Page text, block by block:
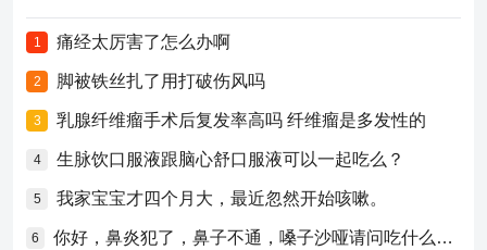
1 痛经太厉害了怎么办啊
2 脚被铁丝扎了用打破伤风吗
3 乳腺纤维瘤手术后复发率高吗 纤维瘤是多发性的
4 生脉饮口服液跟脑心舒口服液可以一起吃么？
5 我家宝宝才四个月大，最近忽然开始咳嗽。
6 你好，鼻炎犯了，鼻子不通，嗓子沙哑请问吃什么药比较好？